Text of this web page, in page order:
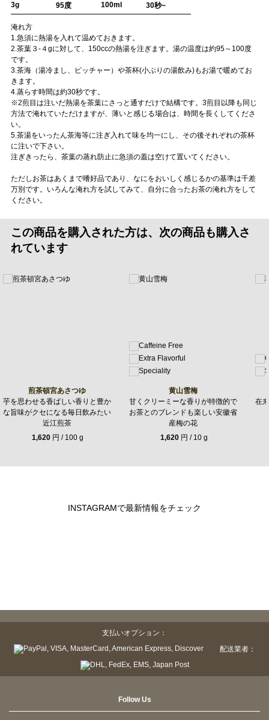
3g 95度 100ml 30秒~
淹れ方
1.急須に熱湯を入れて温めておきます。
2.茶葉３-４gに対して、150ccの熱湯を注ぎます。湯の温度は約95～100度
です。
3.茶海（湯冷まし、ピッチャー）や茶杯(小ぶりの湯飲み)もお湯で暖めてお
きます。
4.蒸らす時間は約30秒です。
※2煎目は注いだ熱湯を茶葉にさっと通すだけで結構です。3煎目以降も同じ
方法で淹れていただけますが、薄いと感じる場合は、時間を長くしてくださ
い。
5.茶湯をいったん茶海等に注ぎ入れて味を均一にし、その後それぞれの茶杯
に注いで下さい。
注ぎきったら、茶葉の蒸れ防止に急須の蓋は空けて置いてください。
ただしお茶はあくまで嗜好品であり、なにをおいしく感じるかの基準は千差
万別です。いろんな淹れ方を試してみて、自分に合ったお茶の淹れ方をして
ください。
この商品を購入された方は、次の商品も購入さ
れています
煎茶頓宮あさつゆ
芋を思わせる香ばしい香りと豊か
な旨味がクセになる毎日飲みたい
近江煎茶
1,620 円 / 100 g
黄山雪梅
甘くクリーミーな香りが特徴的で
お茶とのブレンドも楽しい安徽省
産梅の花
1,620円 / 10 g
在
INSTAGRAMで最新情報をチェック
支払いオプション：
配送業者：
Follow Us